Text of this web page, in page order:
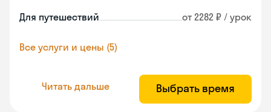
Для путешествий от 2282 ₽ / урок
Все услуги и цены (5)
Читать дальше Выбрать время